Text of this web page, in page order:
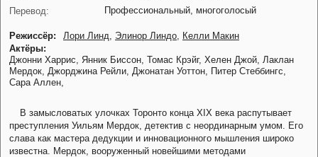
Перевод:
Профессиональный, многоголосый
Режиссёр: Лори Линд Элинор Линдо
Келли Макин
Актёры:
Джонни Харрис, Янник Биссон, Томас Крэйг, Хелен Джой, Лаклан
Мердок, Джорджина Рейли, Джонатан Уоттон,
Питер Стеббингс,
Сара Аллен,
В замысловатых улочках Торонто конца XIX века распутывает
преступления Уильям Мердок, детектив с неординарным умом. Его
слава как мастера дедукции и инновационного мышления широко
известна. Мердок, вооруженный новейшими методами